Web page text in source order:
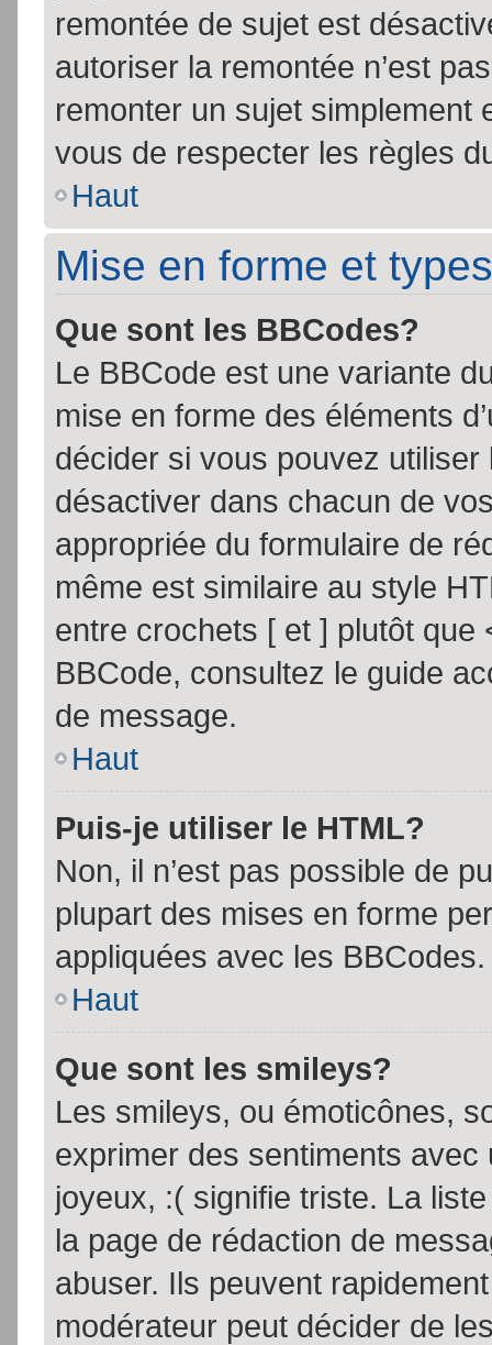
remontée de sujet est
autoriser la remontée n’est
remonter un sujet simplement
vous de respecter les règles
Haut
Mise en forme et
Que sont les BBCodes?
Le BBCode est une variante
mise en forme des éléments
décider si vous pouvez
désactiver dans chacun de
appropriée du formulaire de
même est similaire au style
entre crochets [ et ] plutôt que
BBCode, consultez le guide
de message.
Haut
Puis-je utiliser le HTML?
Non, il n’est pas possible de
plupart des mises en forme
appliquées avec les BBCodes.
Haut
Que sont les smileys?
Les smileys, ou émoticônes,
exprimer des sentiments
joyeux, :( signifie triste. La
la page de rédaction de
abuser. Ils peuvent
modérateur peut décider de